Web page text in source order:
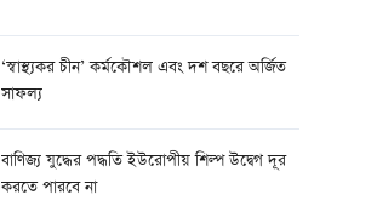
‘স্বাস্থ্যকর চীন’ কর্মকৌশল এবং দশ বছরে অর্জিত
সাফল্য
বাণিজ্য যুদ্ধের পদ্ধতি ইউরোপীয় শিল্প উদ্বেগ দূর
করতে পারবে না